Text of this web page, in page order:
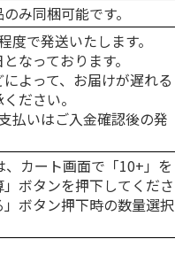
み同梱可能です。
で発送いたします。
なっております。
よって、お届けが遅れる
ださい。
払いはご入金確認後の発
カート画面で「10+」を
ボタンを押下してくださ
ボタン押下時の数量選択